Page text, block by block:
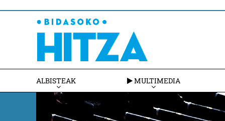
ALBISTEAK MULTIMEDIA